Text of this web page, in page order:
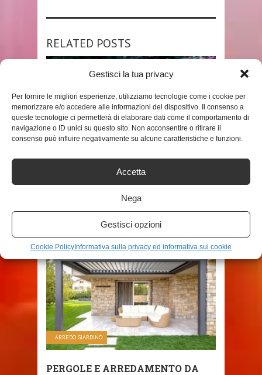
Gestisci la tua privacy
Per fornire le migliori esperienze, utilizziamo tecnologie come i cookie per
memorizzare e/o accedere alle informazioni del dispositivo. Il consenso a
queste tecnologie ci permetterà di elaborare dati come il comportamento di
navigazione o ID unici su questo sito. Non acconsentire o ritirare il
consenso può influire negativamente su alcune caratteristiche e funzioni.
Accetta
Nega
Gestisci opzioni
Cookie Policy Informativa sulla privacy ed informativa sui cookie
RELATED POSTS
LUCI DA GIARDINO: COME
ADMIN
ARREDO GIARDINO
PERGOLE E ARREDAMENTO DA